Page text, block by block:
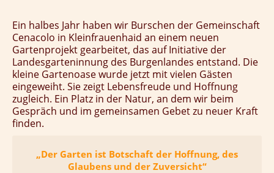
Ein halbes Jahr haben wir Burschen der Gemeinschaft
Cenacolo in Kleinfrauenhaid an einem neuen
Gartenprojekt gearbeitet, das auf Initiative der
Landesgarteninnung des Burgenlandes entstand. Die
kleine Gartenoase wurde jetzt mit vielen Gästen
eingeweiht. Sie zeigt Lebensfreude und Hoffnung
zugleich. Ein Platz in der Natur, an dem wir beim
Gespräch und im gemeinsamen Gebet zu neuer Kraft
finden.
„Der Garten ist Botschaft der Hoffnung, des
Glaubens und der Zuversicht“